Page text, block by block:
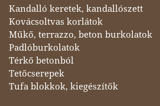
Kandalló keretek, kandallószett
Kovácsoltvas korlátok
Műkő, terrazzo, beton burkolatok
Padlóburkolatok
Térkő betonból
Tetőcserepek
Tufa blokkok, kiegészítők